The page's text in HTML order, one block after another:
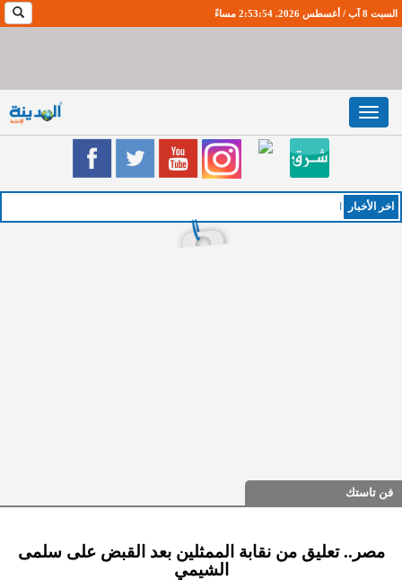
السبت 8 آب / أغسطس 2026. 2:53:54 مساءً
Toggle
navigation
اخر اﻷخبار
فن تاستك
مصر.. تعليق من نقابة الممثلين بعد القبض على سلمى
الشيمي